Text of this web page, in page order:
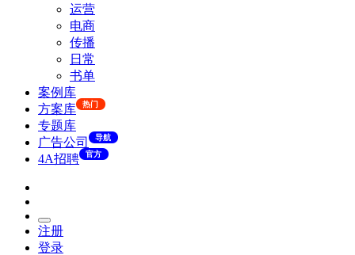
运营
电商
传播
日常
书单
案例库
方案库
热门
专题库
广告公司
导航
4A招聘 官方
注册
登录